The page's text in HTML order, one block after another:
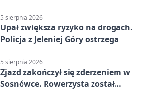
5 sierpnia 2026
Upał zwiększa ryzyko na drogach.
Policja z Jeleniej Góry ostrzega
5 sierpnia 2026
Zjazd zakończył się zderzeniem w
Sosnówce. Rowerzysta został